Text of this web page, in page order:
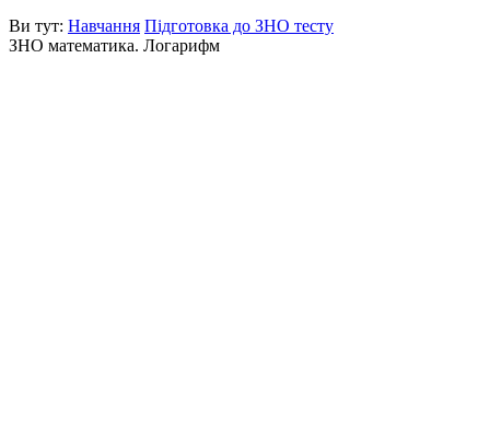
Ви тут: Навчання Підготовка до ЗНО тесту
ЗНО математика. Логарифм